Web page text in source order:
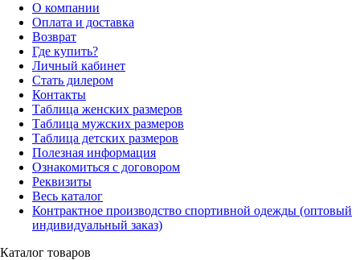
О компании
Оплата и доставка
Возврат
Где купить?
Личный кабинет
Стать дилером
Контакты
Таблица женских размеров
Таблица мужских размеров
Таблица детских размеров
Полезная информация
Ознакомиться с договором
Реквизиты
Весь каталог
Контрактное производство спортивной одежды (оптовый
индивидуальный заказ)
Каталог товаров